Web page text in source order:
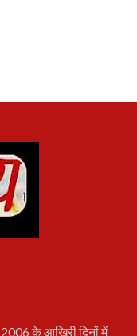
के आखिरी दिनों में